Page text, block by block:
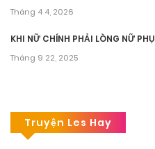
Tháng 4 4, 2026
KHI NỮ CHÍNH PHẢI LÒNG NỮ PHỤ
Tháng 9 22, 2025
Truyện Les Hay